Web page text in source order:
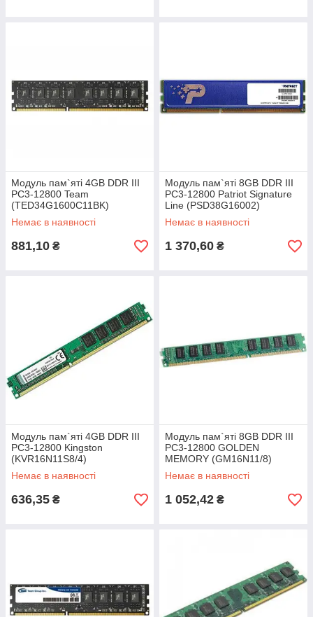
Модуль пам`яті 4GB DDR III
PC3-12800 Team
(TED34G1600C11BK)
Немає в наявності
881,10 ₴
Модуль пам`яті 8GB DDR III
PC3-12800 Patriot Signature
Line (PSD38G16002)
Немає в наявності
1 370,60 ₴
Модуль пам`яті 4GB DDR III
PC3-12800 Kingston
(KVR16N11S8/4)
Немає в наявності
636,35 ₴
Модуль пам`яті 8GB DDR III
PC3-12800 GOLDEN
MEMORY (GM16N11/8)
Немає в наявності
1 052,42 ₴